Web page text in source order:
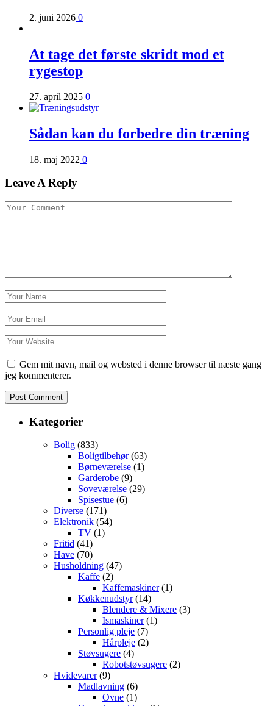
2. juni 2026 0
At tage det første skridt mod et
rygestop
27. april 2025 0
Sådan kan du forbedre din træning
18. maj 2022 0
Leave A Reply
Gem mit navn, mail og websted i denne browser til næste gang
jeg kommenterer.
Kategorier
Bolig (833)
Boligtilbehør(63)
Børneværelse (1)
Garderobe (9)
Soveværelse (29)
Spisestue (6)
Diverse (171)
Elektronik (54)
TV (1)
Fritid (41)
Have (70)
Husholdning (47)
Kaffe (2)
Kaffemaskiner(1)
Køkkenudstyr(14)
Blendere & Mixere (3)
Ismaskiner(1)
Personlig pleje (7)
Hårpleje (2)
Støvsugere (4)
Robotstøvsugere (2)
Hvidevarer(9)
Madlavning (6)
Ovne (1)